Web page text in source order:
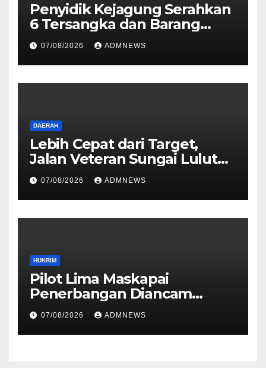
Penyidik Kejagung Serahkan
6 Tersangka dan Barang
Bukti Perkara Korupsi
PETRAL, PES dan ISC ke JPU
Kejari Jakarta Pusat
07/08/2026 ADMNEWS
DAERAH
Lebih Cepat dari Target,
Jalan Veteran Sungai Lulut
Dibuka
07/08/2026 ADMNEWS
HUKRIM
Pilot Lima Maskapai
Penerbangan Diancam
Ditembak Mati OPM
07/08/2026 ADMNEWS